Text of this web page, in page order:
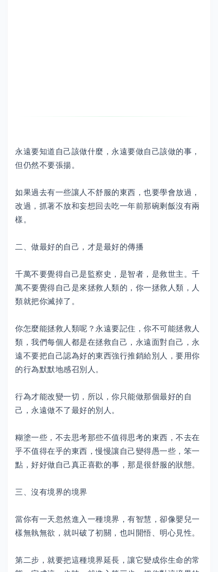
永遠要知道自己該做什麼，永遠要做自己該做的事，
但仍然不要張揚。
如果過去有一些讓人不舒服的東西，也要學會放過，
改過，抓著不放和妄想回去吃一年前那碗剩飯沒有兩
樣。
二、做最好的自己，才是最好的傳播
千萬不要覺得自己是監察史，是智者，是救世主。千
萬不要覺得自己是來拯救人類的，你一拯救人類，人
類就把你滅掉了。
你怎麼能拯救人類呢？永遠要記住，你不可能拯救人
類，我們每個人都是在拯救自己，永遠面對自己，永
遠不要把自己認為好的東西強行推銷給別人，要用你
的行為默默地感召別人。
行為才能改變一切，所以，你只能做那個最好的自
己，永遠做不了最好的別人。
糊塗一些，不去思考那些不值得思考的東西，不去在
乎不值得在乎的東西，慢慢讓自己變得愚一些，笨一
點，好好做自己真正喜歡的事，那是很舒服的狀態。
三、沒有境界的境界
當你有一天忽然進入一種境界，有智慧，卻像嬰兒一
樣無執無欲，就叫破了初關，也叫開悟、明心見性。
第二步，就要把這種境界延長，讓它變成你生命的常